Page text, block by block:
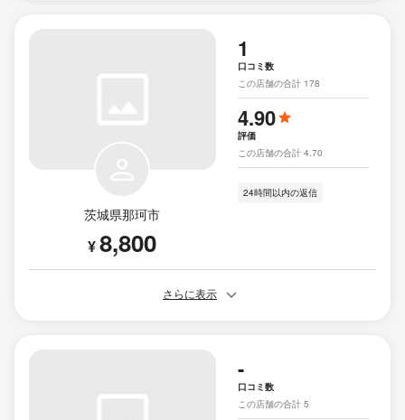
茨城県那珂市
¥8,800
1
口コミ数
この店舗の合計 178
4.90
評価
この店舗の合計 4.70
24時間以内の返信
さらに表示
-
口コミ数
この店舗の合計 5